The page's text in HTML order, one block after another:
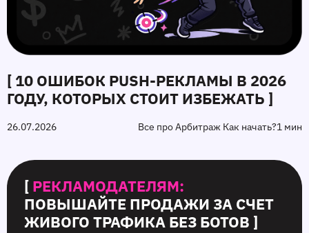
[ 10 ОШИБОК PUSH‑РЕКЛАМЫ В 2026
ГОДУ, КОТОРЫХ СТОИТ ИЗБЕЖАТЬ ]
26.07.2026 Все про Арбитраж Как начать?1 мин
[ РЕКЛАМОДАТЕЛЯМ:
ПОВЫШАЙТЕ ПРОДАЖИ ЗА СЧЕТ
ЖИВОГО ТРАФИКА БЕЗ БОТОВ ]